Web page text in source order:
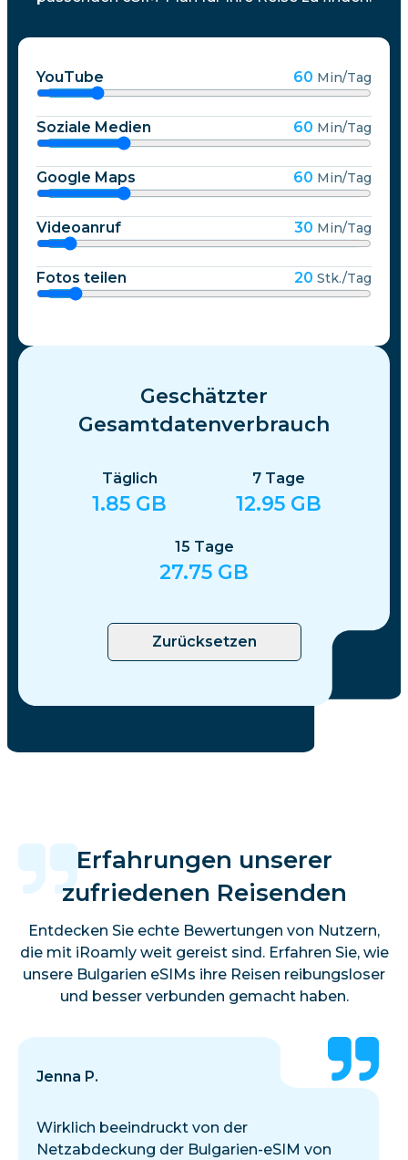
YouTube 60 Min/Tag
Soziale Medien 60 Min/Tag
Google Maps 60 Min/Tag
Videoanruf 30 Min/Tag
Fotos teilen 20 Stk./Tag
Geschätzter
Gesamtdatenverbrauch
Täglich
1.85 GB
7 Tage
12.95 GB
15 Tage
27.75 GB
Zurücksetzen
Erfahrungen unserer
zufriedenen Reisenden
Entdecken Sie echte Bewertungen von Nutzern,
die mit iRoamly weit gereist sind. Erfahren Sie, wie
unsere Bulgarien eSIMs ihre Reisen reibungsloser
und besser verbunden gemacht haben.
Jenna P.
Wirklich beeindruckt von der
Netzabdeckung der Bulgarien-eSIM von